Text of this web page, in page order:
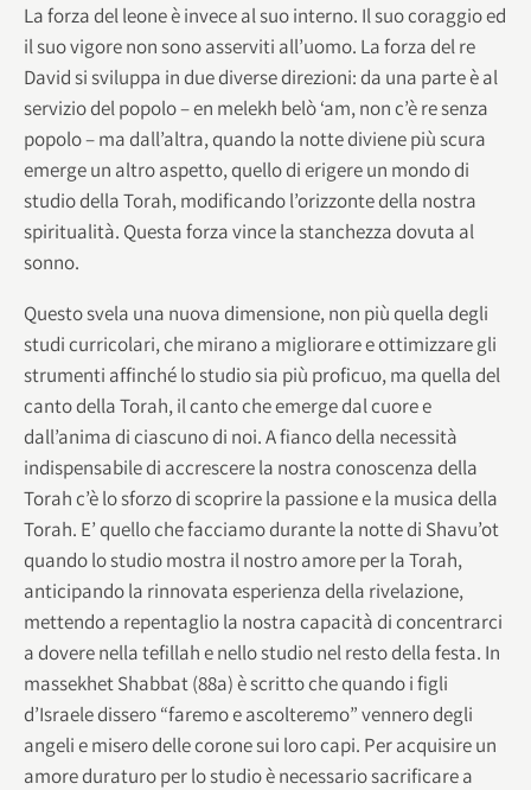
La forza del leone è invece al suo interno. Il suo coraggio ed
il suo vigore non sono asserviti all’uomo. La forza del re
David si sviluppa in due diverse direzioni: da una parte è al
servizio del popolo – en melekh belò ‘am, non c’è re senza
popolo – ma dall’altra, quando la notte diviene più scura
emerge un altro aspetto, quello di erigere un mondo di
studio della Torah, modificando l’orizzonte della nostra
spiritualità. Questa forza vince la stanchezza dovuta al
sonno.
Questo svela una nuova dimensione, non più quella degli
studi curricolari, che mirano a migliorare e ottimizzare gli
strumenti affinché lo studio sia più proficuo, ma quella del
canto della Torah, il canto che emerge dal cuore e
dall’anima di ciascuno di noi. A fianco della necessità
indispensabile di accrescere la nostra conoscenza della
Torah c’è lo sforzo di scoprire la passione e la musica della
Torah. E’ quello che facciamo durante la notte di Shavu’ot
quando lo studio mostra il nostro amore per la Torah,
anticipando la rinnovata esperienza della rivelazione,
mettendo a repentaglio la nostra capacità di concentrarci
a dovere nella tefillah e nello studio nel resto della festa. In
massekhet Shabbat (88a) è scritto che quando i figli
d’Israele dissero “faremo e ascolteremo” vennero degli
angeli e misero delle corone sui loro capi. Per acquisire un
amore duraturo per lo studio è necessario sacrificare a